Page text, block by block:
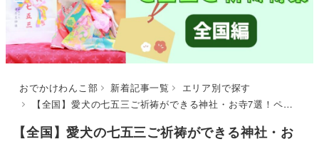
移
動
おでかけわんこ部 新着記事一覧
エリア別で探す
【全国】愛犬の七五三ご祈祷ができる神社・お寺7選！ペット用絵馬・お守りがある施設からカフェ併設の施設までを厳選（おでかけレポートあり）
【全国】愛犬の七五三ご祈祷ができる神社・お